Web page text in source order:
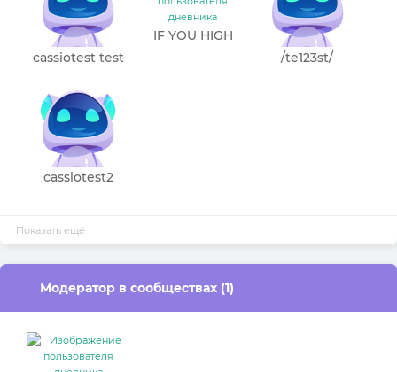
cassiotest test
IF YOU HIGH
/te123st/
cassiotest2
Показать ещё
Модератор в сообществах (1)